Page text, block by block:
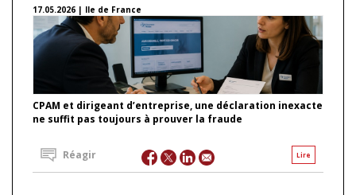
17.05.2026 | Ile de France
CPAM et dirigeant d’entreprise, une déclaration inexacte
ne suffit pas toujours à prouver la fraude
Lire
Réagir